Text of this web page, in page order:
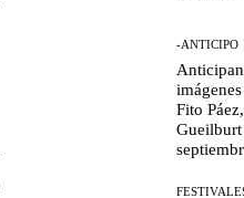
-ANTICIPO
Fito
Gueilburt